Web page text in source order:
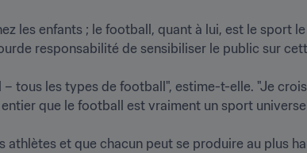
les enfants ; le football, quant à lui, est le sport
responsabilité de sensibiliser le public sur
tous les types de football", estime-t-elle. "Je
que le football est vraiment un sport
et que chacun peut se produire au plus